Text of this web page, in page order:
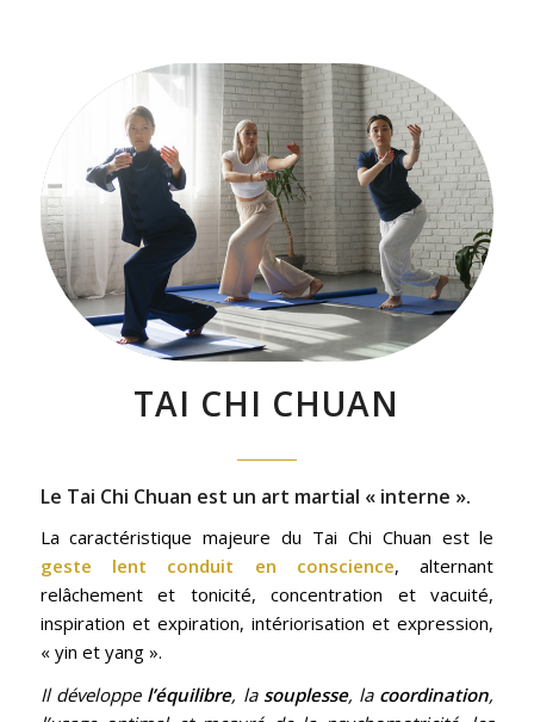
TAI CHI CHUAN
Le Tai Chi Chuan est un art martial « interne ».
La caractéristique majeure du Tai Chi Chuan est le
geste lent conduit en conscience, alternant
relâchement et tonicité, concentration et vacuité,
inspiration et expiration, intériorisation et expression,
« yin et yang ».
Il développe l’équilibre, la souplesse, la coordination,